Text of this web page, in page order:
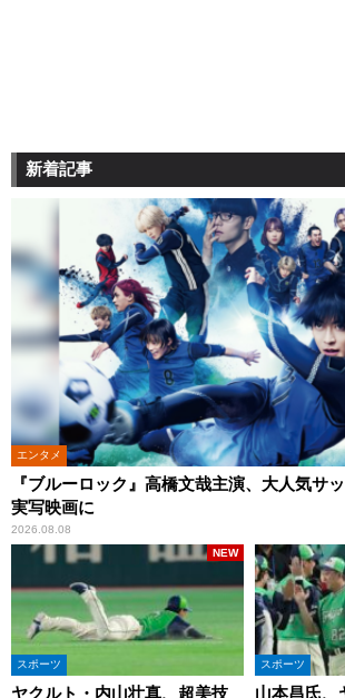
新着記事
エンタメ
『ブルーロック』高橋文哉主演、大人気サ
実写映画に
2026.08.08
スポーツ
ヤクルト・内山壮真、超美技
NEW
スポーツ
山本昌氏、